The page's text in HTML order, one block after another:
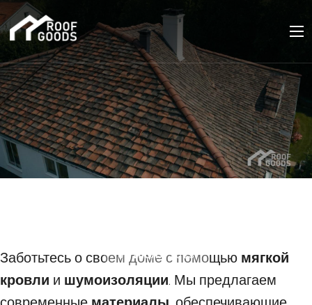
08 ИЮЛЯ 2025
Заботьтесь о своем доме с помощью мягкой
кровли и шумоизоляции. Мы предлагаем